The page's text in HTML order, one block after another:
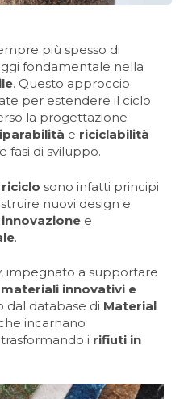
più spesso di
fondamentale nella
. Questo approccio
per estendere il ciclo
la progettazione
e riciclabilità
fasi di sviluppo.
riciclo sono infatti principi
nuovi design e
innovazione e
.
impegnato a supportare
materiali innovativi e
dal database di Material
incarnano
i rifiuti in